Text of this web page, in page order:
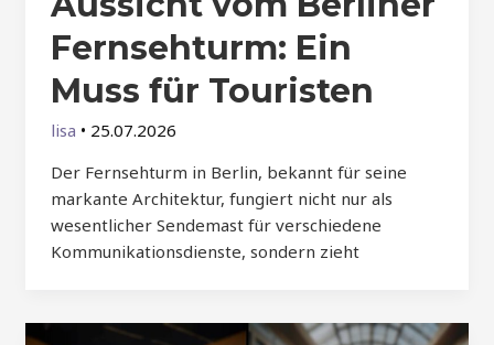
Fernsehturm: Ein
Muss für Touristen
lisa • 25.07.2026
Der Fernsehturm in Berlin, bekannt für seine
markante Architektur, fungiert nicht nur als
wesentlicher Sendemast für verschiedene
Kommunikationsdienste, sondern zieht